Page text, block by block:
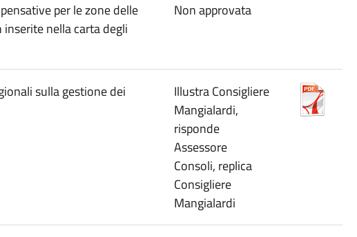
per le zone delle
inserite nella carta degli
Non approvata
sulla gestione dei
Illustra Consigliere
Mangialardi,
risponde
Assessore
Consoli, replica
Consigliere
Mangialardi